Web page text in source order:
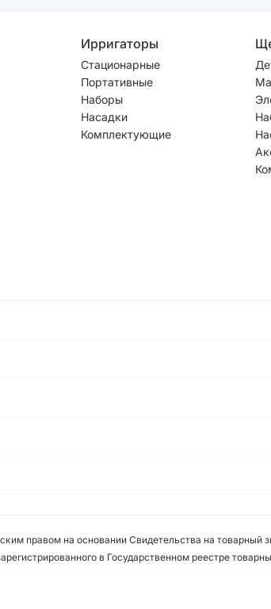
Ирригаторы
Стационарные
Портативные
Наборы
Насадки
Комплектующие
правом на основании Свидетельства на товарный
в Государственном реестре